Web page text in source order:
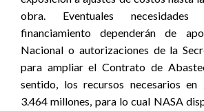
obra. Eventuales necesidades
financiamiento dependerán de
Nacional o autorizaciones de la
para ampliar el Contrato de
sentido, los recursos necesarios
3.464 millones, para lo cual NASA